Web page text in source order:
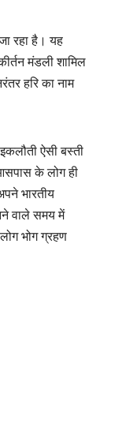
रहा है। यह
मंडली शामिल
हरि का नाम
ऐसी बस्ती
आसपास के लोग ही
भारतीय
वाले समय में
भोग ग्रहण